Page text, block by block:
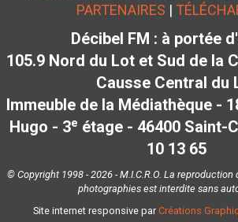
PARTENAIRES |
Décibel FM : à portée
105.9 Nord du Lot et Sud de la
Causse Central du
Immeuble de la Médiathèque -
Hugo - 3e étage - 46400 Saint-
10 13 65
© Copyright 1998 - 2026 - M.I.C.R.O. La
photographies est interdite sans
Site internet responsive par Créations